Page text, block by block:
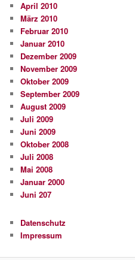
April 2010
März 2010
Februar 2010
Januar 2010
Dezember 2009
November 2009
Oktober 2009
September 2009
August 2009
Juli 2009
Juni 2009
Oktober 2008
Juli 2008
Mai 2008
Januar 2000
Juni 207
Datenschutz
Impressum